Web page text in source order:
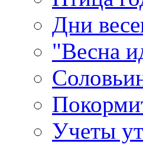
Дни
"Весна
Учеты